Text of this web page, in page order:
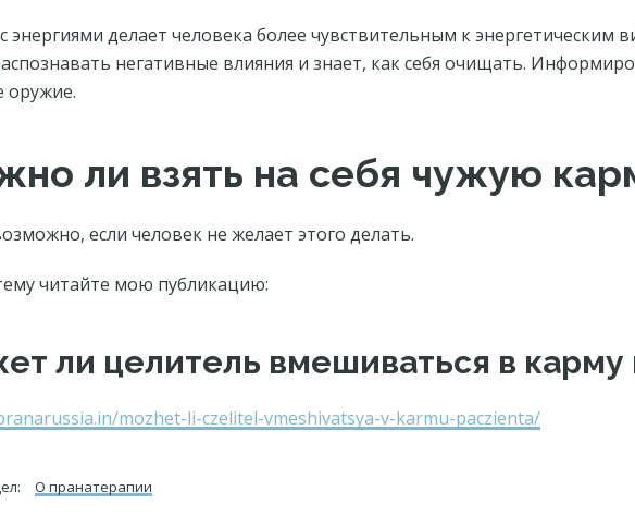
энергиями делает человека более чувствительным к энергетическим
негативные влияния и знает, как себя очищать.
оружие.
ли взять на себя чужую
если человек не желает этого делать.
читайте мою публикацию:
ли целитель вмешиваться в карму
mozhet-li-czelitel-vmeshivatsya-v-karmu-paczienta/
О пранатерапии